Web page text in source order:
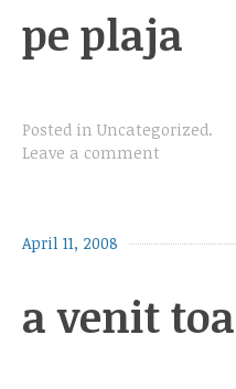
pe plaja
Posted in Uncategorized.
Leave a comment
April 11, 2008
a venit